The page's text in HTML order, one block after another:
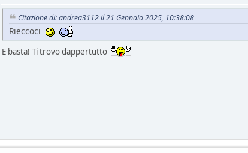
Citazione di: andrea3112 il 21 Gennaio 2025, 10:38:08
Rieccoci
E basta! Ti trovo dappertutto